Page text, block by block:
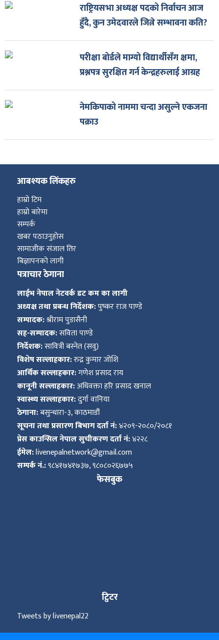
राष्ट्रियसभा अध्यक्ष पदको निर्वाचन आज
हुँदै, कुन उमेदवारले जित्ने सम्भावना कति?
परीक्षा बोर्डले माग्यो विद्यार्थीसँग क्षमा,
प्रश्नपत्र सुरक्षित गर्न केन्द्रहरुलाई आग्रह
नेमकिपाको नाममा चन्दा असुल्ने एकजना
पक्राउ
आबश्यक लिंकहरु
हाम्रो टिम
हाम्रो बारेमा
सम्पर्क
खबर पठाउनुहोस
सामाजीक संजाल तिर
बिज्ञापनको लागी
पत्राचार ठेगाना
लाईभ नेपाल नेटवर्क डट कम का लागी
अध्यक्ष तथा प्रबन्ध निर्देशक:पुष्कर राज पाण्डे
सम्पादक:श्रीराम पुडासैनी
सह-सम्पादक:सविता पाण्डे
निर्देशक:सावित्री बस्नेत (सवु)
विशेष सल्लाहकार:रुद्र कुमार जोशि
आर्थिक सल्लाहकार:गणेश प्रसाद राय
कानूनी सल्लाहकार:अधिवक्ता हरि प्रसाद खनाल
स्वास्थ्य सल्लाहकार:दुर्गा वानिया
ठेगाना:बसुन्धारा-३, काठमाडौं
सूचना तथा प्रसारण बिभाग दर्ता नं:४२०९-२०८०/२०८१
प्रेस काउन्सिल नेपाल सुचीकरण दर्ता नं:४२२८
ईमेल:livenepalnetwork@gmail.com
सम्पर्क नं.:९८४१७४१७३७, ९८०८०२६७७५
फेसबुक
ट्विटर
Tweets by livenepal22